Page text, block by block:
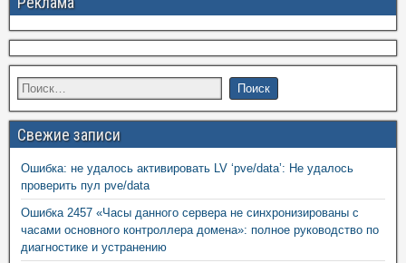
Свежие записи
Ошибка: не удалось активировать LV ‘pve/data’: Не удалось
проверить пул pve/data
Ошибка 2457 «Часы данного сервера не синхронизированы с
часами основного контроллера домена»: полное руководство по
диагностике и устранению